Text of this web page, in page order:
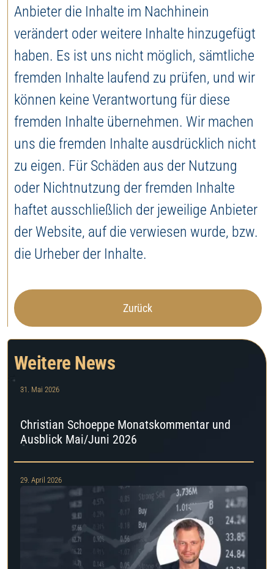
Anbieter die Inhalte im Nachhinein
verändert oder weitere Inhalte hinzugefügt
haben. Es ist uns nicht möglich, sämtliche
fremden Inhalte laufend zu prüfen, und wir
können keine Verantwortung für diese
fremden Inhalte übernehmen. Wir machen
uns die fremden Inhalte ausdrücklich nicht
zu eigen. Für Schäden aus der Nutzung
oder Nichtnutzung der fremden Inhalte
haftet ausschließlich der jeweilige Anbieter
der Website, auf die verwiesen wurde, bzw.
die Urheber der Inhalte.
Zurück
Weitere News
31. Mai 2026
Christian Schoeppe Monatskommentar und
Ausblick Mai/Juni 2026
29. April 2026